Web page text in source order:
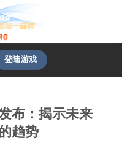
登陆游戏
布：揭示未来
趋势